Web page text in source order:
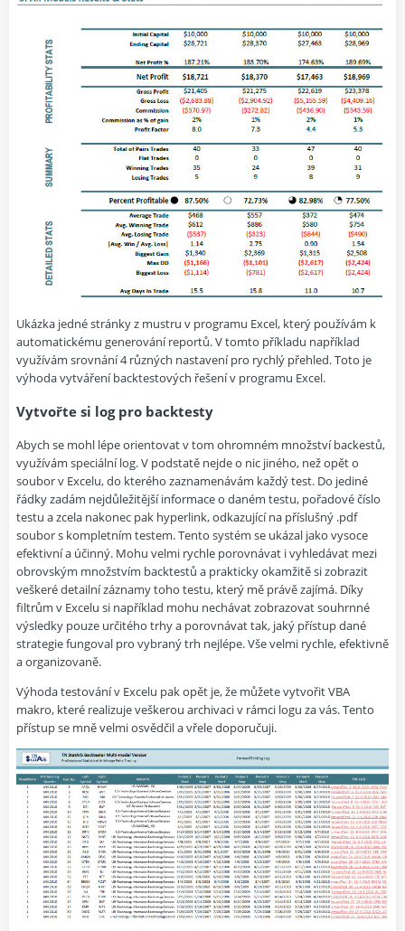
Ukázka jedné stránky z mustru v programu Excel, který používám k
automatickému generování reportů. V tomto příkladu například
využívám srovnání 4 různých nastavení pro rychlý přehled. Toto je
výhoda vytváření backtestových řešení v programu Excel.
Vytvořte si log pro backtesty
Abych se mohl lépe orientovat v tom ohromném množství backestů,
využívám speciální log. V podstatě nejde o nic jiného, než opět o
soubor v Excelu, do kterého zaznamenávám každý test. Do jediné
řádky zadám nejdůležitější informace o daném testu, pořadové číslo
testu a zcela nakonec pak hyperlink, odkazující na příslušný .pdf
soubor s kompletním testem. Tento systém se ukázal jako vysoce
efektivní a účinný. Mohu velmi rychle porovnávat i vyhledávat mezi
obrovským množstvím backtestů a prakticky okamžitě si zobrazit
veškeré detailní záznamy toho testu, který mě právě zajímá. Díky
filtrům v Excelu si například mohu nechávat zobrazovat souhrnné
výsledky pouze určitého trhy a porovnávat tak, jaký přístup dané
strategie fungoval pro vybraný trh nejlépe. Vše velmi rychle, efektivně
a organizovaně.
Výhoda testování v Excelu pak opět je, že můžete vytvořit VBA
makro, které realizuje veškerou archivaci v rámci logu za vás. Tento
přístup se mně velmi osvědčil a vřele doporučuji.